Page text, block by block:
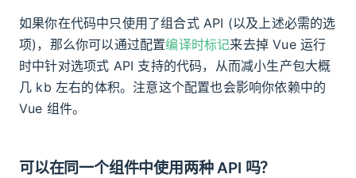
如果你在代码中只使用了组合式 API (以及上述必需的选
项)，那么你可以通过配置编译时标记来去掉 Vue 运行
时中针对选项式 API 支持的代码，从而减小生产包大概
几 kb 左右的体积。注意这个配置也会影响你依赖中的
Vue 组件。
可以在同一个组件中使用两种 API 吗？